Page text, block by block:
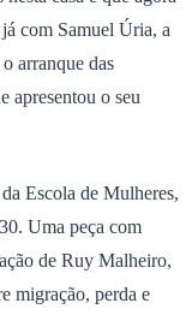
com Samuel Úria, a
arranque das
apresentou o seu
da Escola de Mulheres,
Uma peça com
de Ruy Malheiro,
migração, perda e